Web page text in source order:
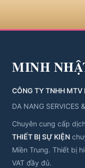
MINH
CÔNG TY TNHH
DA NANG SERVICES
Chuyên cung cấp
THIẾT BỊ SỰ KIỆN
Miền Trung. Thiết bị
VAT đầy đủ.